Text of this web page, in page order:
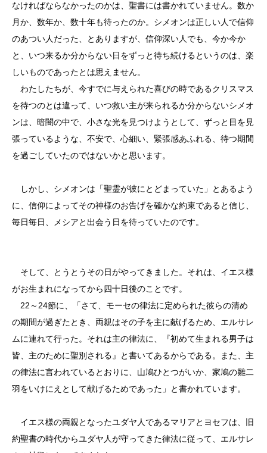
なければならなかったのかは、聖書には書かれていません。数か
月か、数年か、数十年も待ったのか。シメオンは正しい人で信仰
のあつい人だった、とありますが、信仰深い人でも、今か今か
と、いつ来るか分からない日をずっと待ち続けるというのは、楽
しいものであったとは思えません。
わたしたちが、今すでに与えられた喜びの時であるクリスマス
を待つのとは違って、いつ救い主が来られるか分からないシメオ
ンは、暗闇の中で、小さな光を見つけようとして、ずっと目を見
張っているような、不安で、心細い、緊張感あふれる、待つ期間
を過ごしていたのではないかと思います。
しかし、シメオンは「聖霊が彼にとどまっていた」とあるよう
に、信仰によってその神様のお告げを確かな約束であると信じ、
毎日毎日、メシアと出会う日を待っていたのです。
そして、とうとうその日がやってきました。それは、イエス様
がお生まれになってから四十日後のことです。
22～24節に、「さて、モーセの律法に定められた彼らの清め
の期間が過ぎたとき、両親はその子を主に献げるため、エルサレ
ムに連れて行った。それは主の律法に、『初めて生まれる男子は
皆、主のために聖別される』と書いてあるからである。また、主
の律法に言われているとおりに、山鳩ひとつがいか、家鳩の雛二
羽をいけにえとして献げるためであった」と書かれています。
イエス様の両親となったユダヤ人であるマリアとヨセフは、旧
約聖書の時代からユダヤ人が守ってきた律法に従って、エルサレ